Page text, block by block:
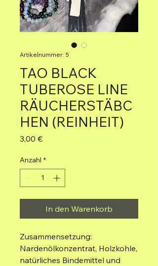
Artikelnummer: 5
TAO BLACK
TUBEROSE LINE
RÄUCHERSTÄBC
HEN (REINHEIT)
3,00 €Preis
Anzahl *
In den Warenkorb
Zusammensetzung:
Nardenölkonzentrat, Holzkohle,
natürliches Bindemittel und